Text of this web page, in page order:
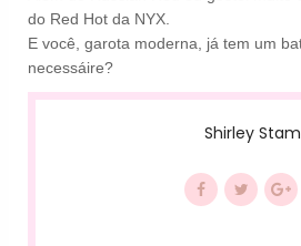
do Red Hot da NYX.
E você, garota moderna, já tem um
necessáire?
Shirley